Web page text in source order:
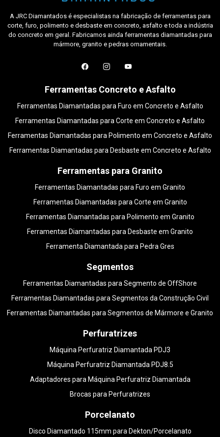
A JRC Diamantados é especialistas na fabricação de ferramentas para
corte, furo, polimento e desbaste em concreto, asfalto e toda a indústria
do concreto em geral. Fabricamos ainda ferramentas diamantadas para
mármore, granito e pedras ornamentais.
Ferramentas Concreto e Asfalto
Ferramentas Diamantadas para Furo em Concreto e Asfalto
Ferramentas Diamantadas para Corte em Concreto e Asfalto
Ferramentas Diamantadas para Polimento em Concreto e Asfalto
Ferramentas Diamantadas para Desbaste em Concreto e Asfalto
Ferramentas para Granito
Ferramentas Diamantadas para Furo em Granito
Ferramentas Diamantadas para Corte em Granito
Ferramentas Diamantadas para Polimento em Granito
Ferramentas Diamantadas para Desbaste em Granito
Ferramenta Diamantada para Pedra Gres
Segmentos
Ferramentas Diamantadas para Segmento de OffShore
Ferramentas Diamantadas para Segmentos da Construção Civil
Ferramentas Diamantadas para Segmentos de Mármore e Granito
Perfuratrizes
Máquina Perfuratriz Diamantada PDJ3
Máquina Perfuratriz Diamantada PDJ8.5
Adaptadores para Máquina Perfuratriz Diamantada
Brocas para Perfuratrizes
Porcelanato
Disco Diamantado 115mm para Dekton/Porcelanato